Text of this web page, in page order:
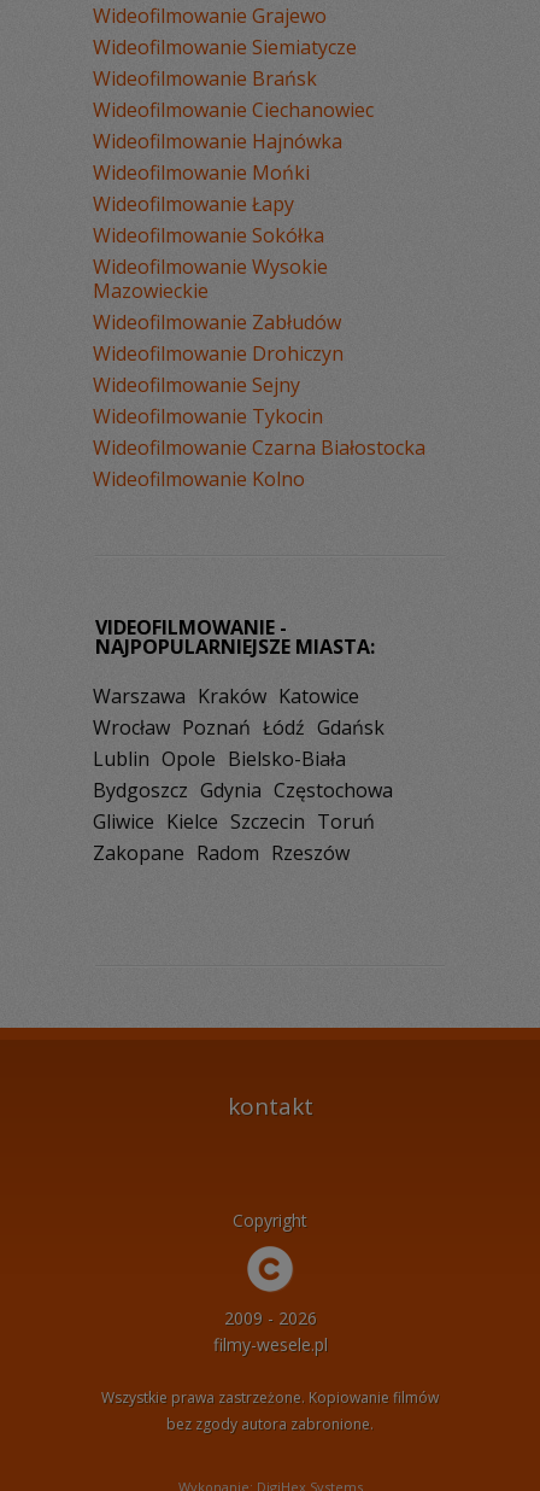
Wideofilmowanie Grajewo
Wideofilmowanie Siemiatycze
Wideofilmowanie Brańsk
Wideofilmowanie Ciechanowiec
Wideofilmowanie Hajnówka
Wideofilmowanie Mońki
Wideofilmowanie Łapy
Wideofilmowanie Sokółka
Wideofilmowanie Wysokie
Mazowieckie
Wideofilmowanie Zabłudów
Wideofilmowanie Drohiczyn
Wideofilmowanie Sejny
Wideofilmowanie Tykocin
Wideofilmowanie Czarna Białostocka
Wideofilmowanie Kolno
VIDEOFILMOWANIE -
NAJPOPULARNIEJSZE MIASTA:
Warszawa Kraków Katowice
Wrocław Poznań Łódź Gdańsk
Lublin Opole Bielsko-Biała
Bydgoszcz Gdynia Częstochowa
Gliwice Kielce Szczecin Toruń
Zakopane Radom Rzeszów
kontakt
Copyright
2009 - 2026
filmy-wesele.pl
Wszystkie prawa zastrzeżone. Kopiowanie filmów
bez zgody autora zabronione.
Wykonanie: DigiHex Systems